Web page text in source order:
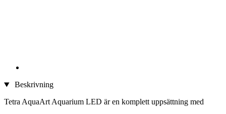
Beskrivning
Tetra AquaArt Aquarium LED är en komplett uppsättning med